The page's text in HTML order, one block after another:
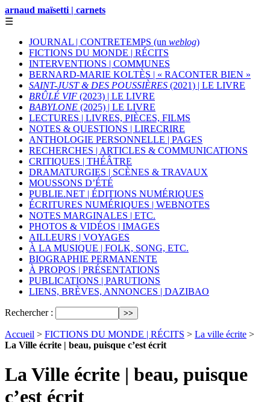
arnaud maïsetti | carnets
☰
JOURNAL | CONTRETEMPS (un weblog)
FICTIONS DU MONDE | RÉCITS
INTERVENTIONS | COMMUNES
BERNARD-MARIE KOLTÈS | « RACONTER BIEN »
SAINT-JUST & DES POUSSIÈRES (2021) | LE LIVRE
BRÛLÉ VIF (2023) | LE LIVRE
BABYLONE (2025) | LE LIVRE
LECTURES | LIVRES, PIÈCES, FILMS
NOTES & QUESTIONS | LIRECRIRE
ANTHOLOGIE PERSONNELLE | PAGES
RECHERCHES | ARTICLES & COMMUNICATIONS
CRITIQUES | THÉÂTRE
DRAMATURGIES | SCÈNES & TRAVAUX
MOUSSONS D’ÉTÉ
PUBLIE.NET | ÉDITIONS NUMÉRIQUES
ÉCRITURES NUMÉRIQUES | WEBNOTES
NOTES MARGINALES | ETC.
PHOTOS & VIDÉOS | IMAGES
AILLEURS | VOYAGES
À LA MUSIQUE | FOLK, SONG, ETC.
BIOGRAPHIE PERMANENTE
À PROPOS | PRÉSENTATIONS
PUBLICATIONS | PARUTIONS
LIENS, BRÈVES, ANNONCES | DAZIBAO
Rechercher :
Accueil > FICTIONS DU MONDE | RÉCITS > La ville écrite >
La Ville écrite | beau, puisque c’est écrit
La Ville écrite | beau, puisque
c’est écrit